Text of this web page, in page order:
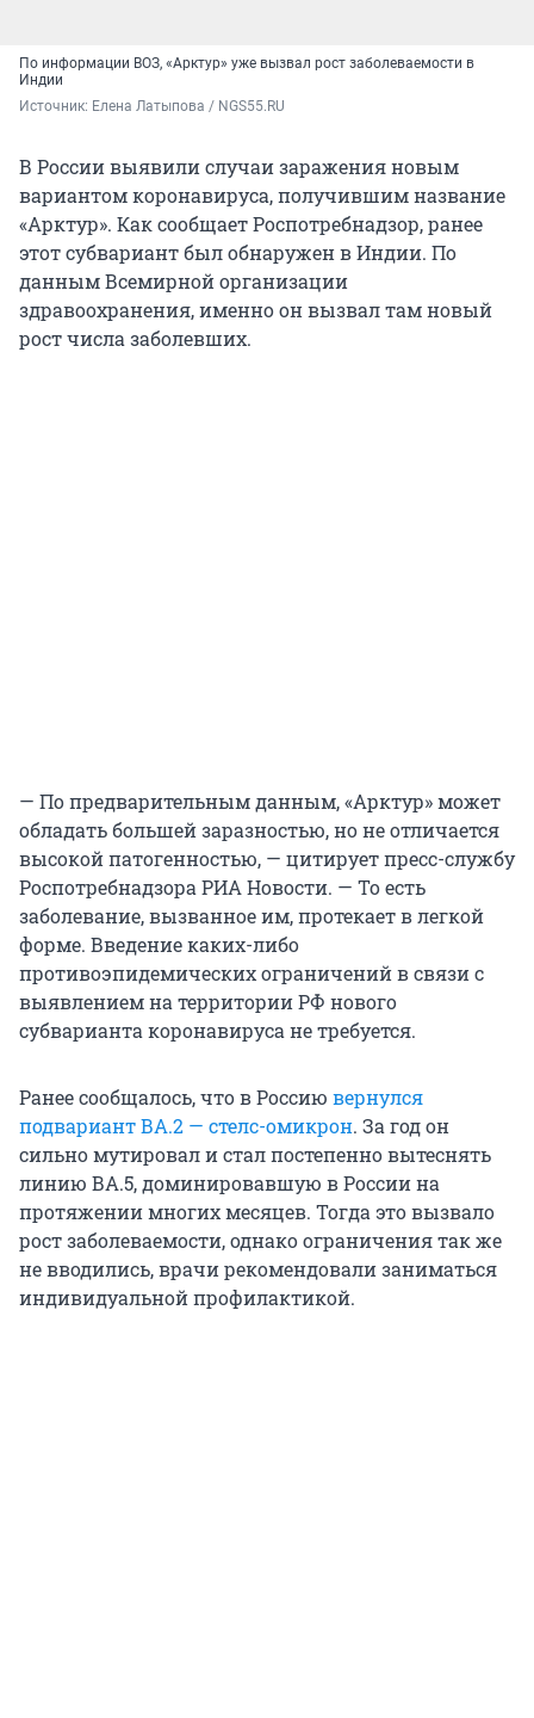
По информации ВОЗ, «Арктур» уже вызвал рост заболеваемости в
Индии
Источник: Елена Латыпова / NGS55.RU
В России выявили случаи заражения новым
вариантом коронавируса, получившим название
«Арктур». Как сообщает Роспотребнадзор, ранее
этот субвариант был обнаружен в Индии. По
данным Всемирной организации
здравоохранения, именно он вызвал там новый
рост числа заболевших.
— По предварительным данным, «Арктур» может
обладать большей заразностью, но не отличается
высокой патогенностью, — цитирует пресс-службу
Роспотребнадзора РИА Новости. — То есть
заболевание, вызванное им, протекает в легкой
форме. Введение каких-либо
противоэпидемических ограничений в связи с
выявлением на территории РФ нового
субварианта коронавируса не требуется.
Ранее сообщалось, что в Россию вернулся
подвариант ВА.2 — стелс-омикрон. За год он
сильно мутировал и стал постепенно вытеснять
линию ВА.5, доминировавшую в России на
протяжении многих месяцев. Тогда это вызвало
рост заболеваемости, однако ограничения так же
не вводились, врачи рекомендовали заниматься
индивидуальной профилактикой.